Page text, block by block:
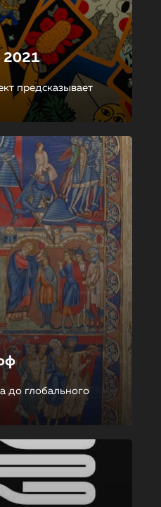
2021
предсказывает
до глобального